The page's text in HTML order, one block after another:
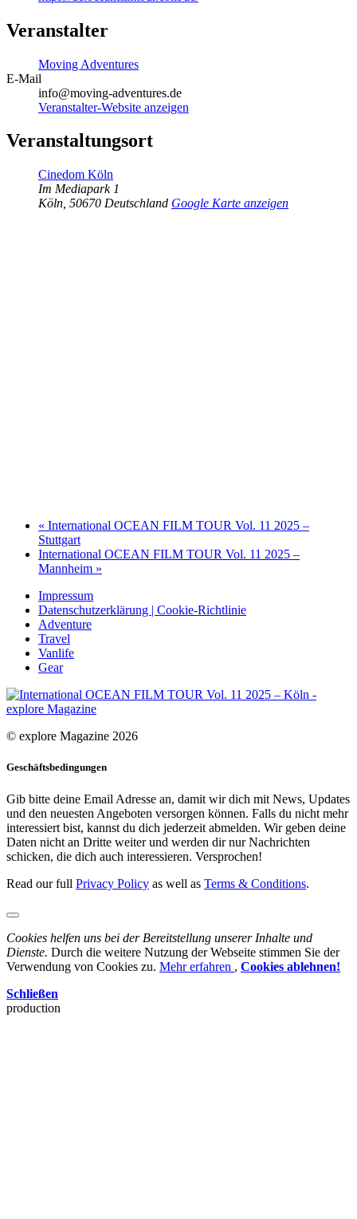
Veranstalter
Moving Adventures
E-Mail
info@moving-adventures.de
Veranstalter-Website anzeigen
Veranstaltungsort
Cinedom Köln
Im Mediapark 1
Köln 50670 Deutschland Google Karte anzeigen
« International OCEAN FILM TOUR Vol. 11 2025 –
Stuttgart
International OCEAN FILM TOUR Vol. 11 2025 –
Mannheim »
Impressum
Datenschutzerklärung | Cookie-Richtlinie
Adventure
Travel
Vanlife
Gear
© explore Magazine 2026
Geschäftsbedingungen
Gib bitte deine Email Adresse an, damit wir dich mit News, Updates
und den neuesten Angeboten versorgen können. Falls du nicht mehr
interessiert bist, kannst du dich jederzeit abmelden. Wir geben deine
Daten nicht an Dritte weiter und werden dir nur Nachrichten
schicken, die dich auch interessieren. Versprochen!
Read our full Privacy Policy as well as Terms & Conditions.
Cookies helfen uns bei der Bereitstellung unserer Inhalte und
Dienste. Durch die weitere Nutzung der Webseite stimmen Sie der
Verwendung von Cookies zu. Mehr erfahren , Cookies ablehnen!
Schließen
production